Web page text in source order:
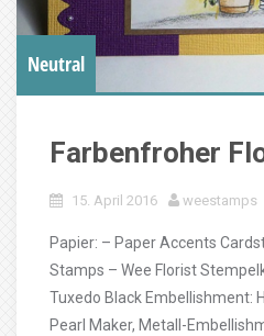
Neutral
Farbenfroher
15. April 2016 weestamps
Papier: – Paper Accents
Stamps – Wee Florist
Tuxedo Black Embellishment:
Pearl Maker, Metall-